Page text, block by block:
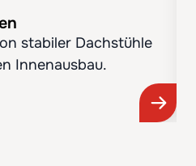
stabiler Dachstühle
Innenausbau.